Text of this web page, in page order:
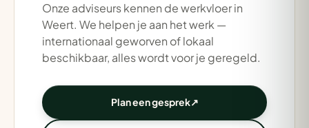
Onze adviseurs kennen de werkvloer in
Weert. We helpen je aan het werk —
internationaal geworven of lokaal
beschikbaar, alles wordt voor je geregeld.
Plan een gesprek↗